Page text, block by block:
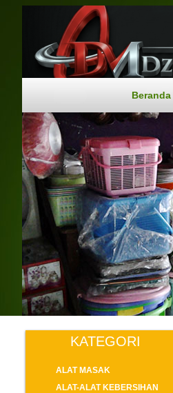
Beranda
KATEGORI
ALAT MASAK
ALAT-ALAT KEBERSIHAN